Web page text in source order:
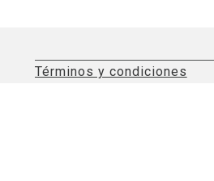
Términos y condiciones